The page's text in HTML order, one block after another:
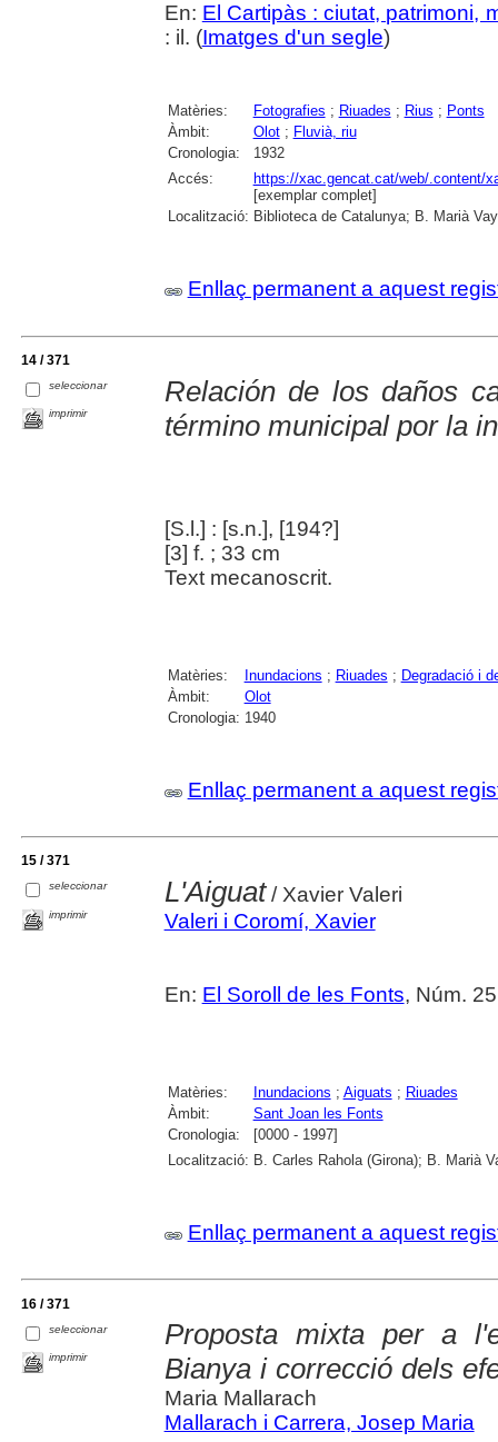
En: El Cartipàs : ciutat, patrimoni,
: il. (Imatges d'un segle)
Matèries: Fotografies ; Riuades ; Rius ; Ponts
Àmbit:
Olot; Fluvià, riu
Cronologia:
1932
Accés:
https://xac.gencat.cat/web/.content/
[exemplar complet]
Localització: Biblioteca de Catalunya; B. Marià
Enllaç permanent a aquest
14 / 371
seleccionar
imprimir
Relación de los daños
término municipal por la
[S.l.] : [s.n.], [194?]
[3] f. ; 33 cm
Text mecanoscrit.
Matèries: Inundacions ; Riuades ; Degradació i
Àmbit:
Olot
Cronologia: 1940
Enllaç permanent a aquest
15 / 371
seleccionar
imprimir
L'Aiguat/ Xavier Valeri
Valeri i Coromí, Xavier
En: El Soroll de les Fonts, Núm.
Matèries: Inundacions ; Aiguats ; Riuades
Àmbit:
Sant Joan les Fonts
Cronologia:
[0000 - 1997]
Localització: B. Carles Rahola (Girona); B. Marià
Enllaç permanent a aquest
16 / 371
seleccionar
imprimir
Proposta mixta per a
Bianya i correcció dels
Maria Mallarach
Mallarach i Carrera, Josep Maria